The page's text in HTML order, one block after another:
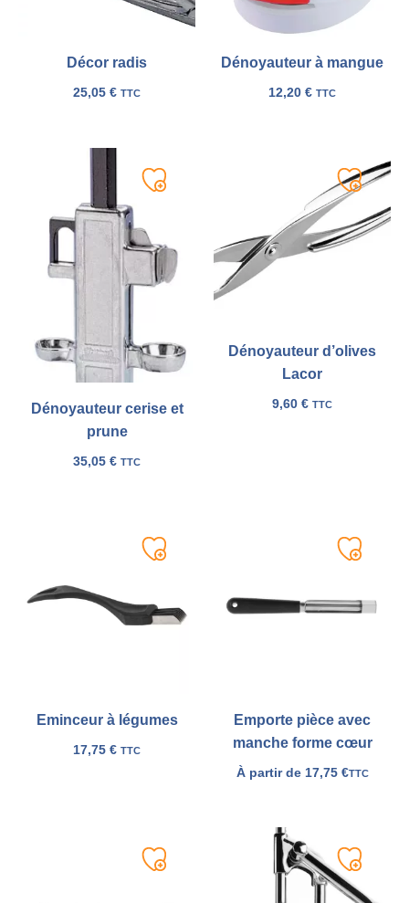
Décor radis
25,05 € TTC
Dénoyauteur à mangue
12,20 € TTC
Dénoyauteur cerise et
prune
35,05 € TTC
Ajouter
Dénoyauteur d’olives
Lacor
9,60 € TTC
Ajouter
à
liste
Eminceur à légumes
17,75 € TTC
Ajouter
Emporte pièce avec
manche forme cœur
À partir de 17,75 €TTC
Ajouter
Ajouter
Ajouter
à
ma